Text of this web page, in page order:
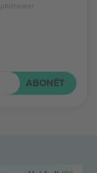
ABONĒT